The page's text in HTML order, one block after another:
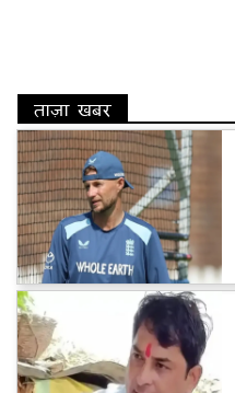
ताज़ा खबर